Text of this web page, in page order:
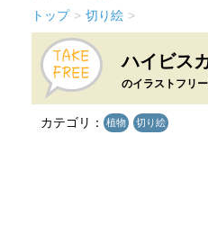
トップ > 切り絵 >
ハイビス
のイラストフリ
カテゴリ： 植物 切り絵